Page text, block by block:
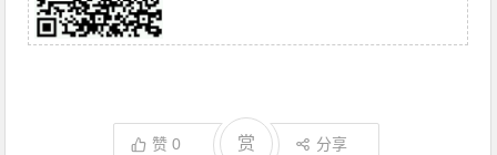
赞0 赏 分享